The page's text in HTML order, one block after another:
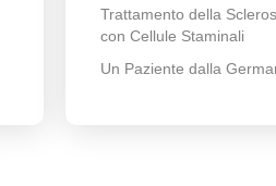
Trattamento della
con Cellule Staminali
Un Paziente dalla